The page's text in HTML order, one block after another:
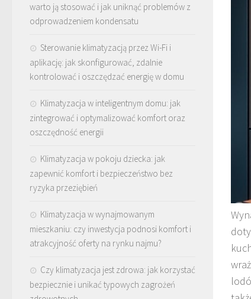
warto ją stosować i jak uniknąć problemów z
odprowadzeniem kondensatu
Sterowanie klimatyzacją przez Wi-Fi i
aplikację: jak skonfigurować, zdalnie
kontrolować i oszczędzać energię w domu
Klimatyzacja w inteligentnym domu: jak
zintegrować i optymalizować komfort oraz
oszczędność energii
Klimatyzacja w pokoju dziecka: jak
zapewnić komfort i bezpieczeństwo bez
ryzyka przeziębień
Klimatyzacja w wynajmowanym
mieszkaniu: czy inwestycja podnosi komfort i
atrakcyjność oferty na rynku najmu?
Czy klimatyzacja jest zdrowa: jak korzystać
bezpiecznie i unikać typowych zagrożeń